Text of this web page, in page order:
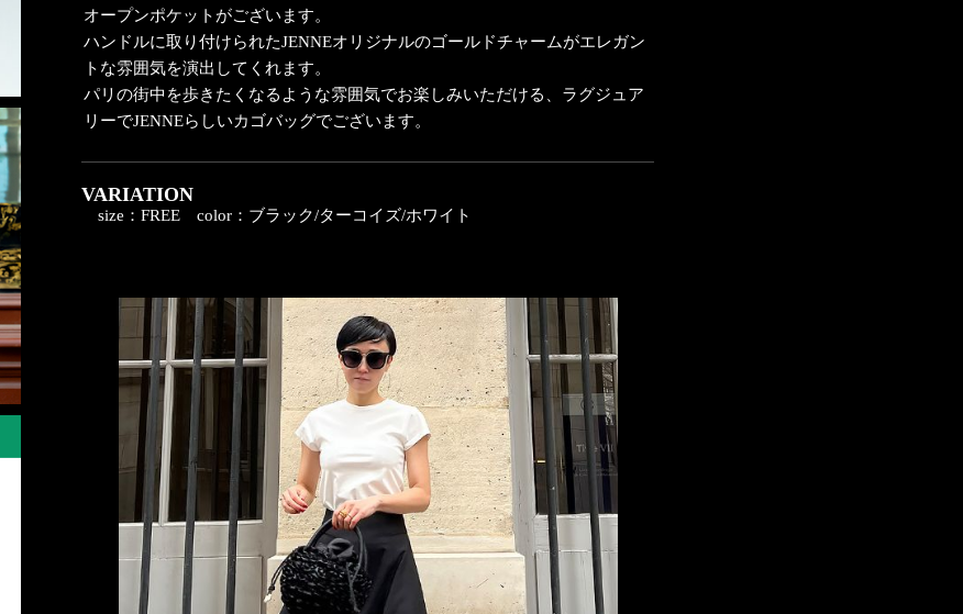
オープンポケットがございます。
ハンドルに取り付けられたJENNEオリジナルのゴールドチャームがエレガン
トな雰囲気を演出してくれます。
パリの街中を歩きたくなるような雰囲気でお楽しみいただける、ラグジュア
リーでJENNEらしいカゴバッグでございます。
VARIATION
size：FREE color：ブラック/ターコイズ/ホワイト